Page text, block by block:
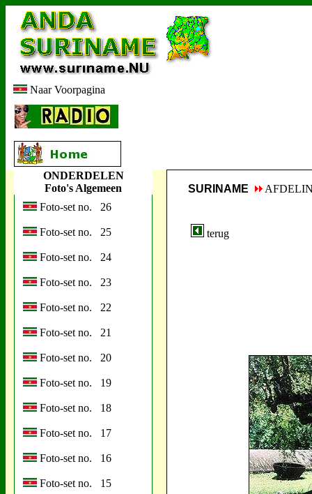
Naar Voorpagina
ONDERDELEN
Foto's Algemeen
Foto-set no. 26
Foto-set no. 25
Foto-set no. 24
Foto-set no. 23
Foto-set no. 22
Foto-set no. 21
Foto-set no. 20
Foto-set no. 19
Foto-set no. 18
Foto-set no. 17
Foto-set no. 16
Foto-set no. 15
SURINAME
terug